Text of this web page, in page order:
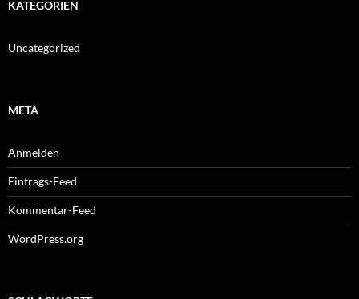
KATEGORIEN
Uncategorized
META
Anmelden
Eintrags-Feed
Kommentar-Feed
WordPress.org